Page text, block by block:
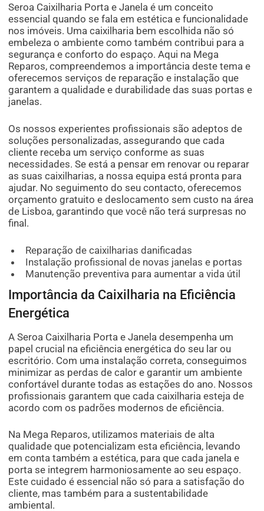
Seroa Caixilharia Porta e Janela é um conceito
essencial quando se fala em estética e funcionalidade
nos imóveis. Uma caixilharia bem escolhida não só
embeleza o ambiente como também contribui para a
segurança e conforto do espaço. Aqui na Mega
Reparos, compreendemos a importância deste tema e
oferecemos serviços de reparação e instalação que
garantem a qualidade e durabilidade das suas portas e
janelas.
Os nossos experientes profissionais são adeptos de
soluções personalizadas, assegurando que cada
cliente receba um serviço conforme as suas
necessidades. Se está a pensar em renovar ou reparar
as suas caixilharias, a nossa equipa está pronta para
ajudar. No seguimento do seu contacto, oferecemos
orçamento gratuito e deslocamento sem custo na área
de Lisboa, garantindo que você não terá surpresas no
final.
Reparação de caixilharias danificadas
Instalação profissional de novas janelas e portas
Manutenção preventiva para aumentar a vida útil
Importância da Caixilharia na Eficiência
Energética
A Seroa Caixilharia Porta e Janela desempenha um
papel crucial na eficiência energética do seu lar ou
escritório. Com uma instalação correta, conseguimos
minimizar as perdas de calor e garantir um ambiente
confortável durante todas as estações do ano. Nossos
profissionais garantem que cada caixilharia esteja de
acordo com os padrões modernos de eficiência.
Na Mega Reparos, utilizamos materiais de alta
qualidade que potencializam esta eficiência, levando
em conta também a estética, para que cada janela e
porta se integrem harmoniosamente ao seu espaço.
Este cuidado é essencial não só para a satisfação do
cliente, mas também para a sustentabilidade
ambiental.